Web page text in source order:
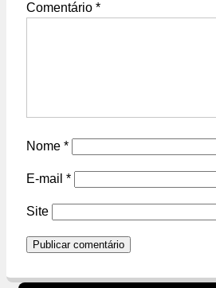
Comentário *
Nome *
E-mail *
Site